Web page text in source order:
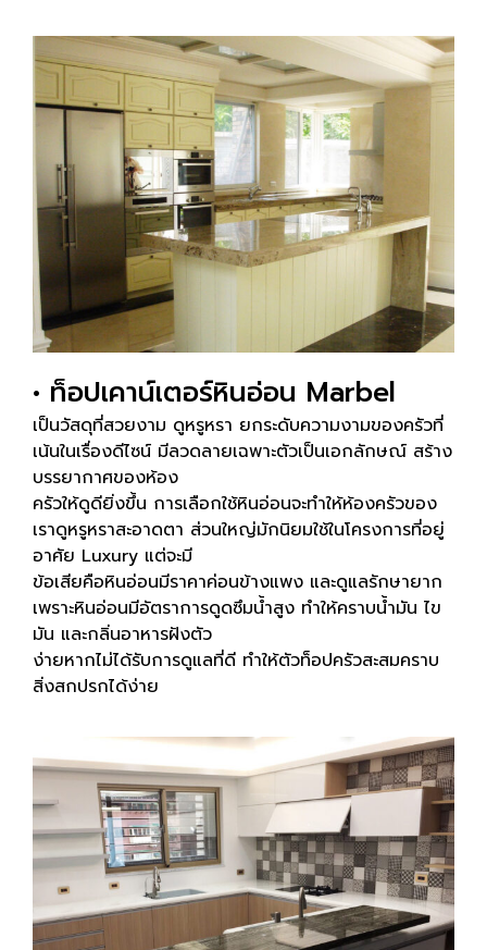
• ท็อปเคาน์เตอร์หินอ่อน Marbel
เป็นวัสดุที่สวยงาม ดูหรูหรา ยกระดับความงามของครัวที่
เน้นในเรื่องดีไซน์ มีลวดลายเฉพาะตัวเป็นเอกลักษณ์ สร้าง
บรรยากาศของห้อง
ครัวให้ดูดียิ่งขึ้น การเลือกใช้หินอ่อนจะทำให้ห้องครัวของ
เราดูหรูหราสะอาดตา ส่วนใหญ่มักนิยมใช้ในโครงการที่อยู่
อาศัย Luxury แต่จะมี
ข้อเสียคือหินอ่อนมีราคาค่อนข้างแพง และดูแลรักษายาก
เพราะหินอ่อนมีอัตราการดูดซึมน้ำสูง ทำให้คราบน้ำมัน ไข
มัน และกลิ่นอาหารฝังตัว
ง่ายหากไม่ได้รับการดูแลที่ดี ทำให้ตัวท็อปครัวสะสมคราบ
สิ่งสกปรกได้ง่าย